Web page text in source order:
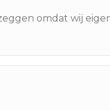
omdat wij